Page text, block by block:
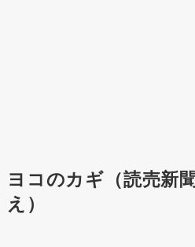
ヨコのカギ（読売新
え）